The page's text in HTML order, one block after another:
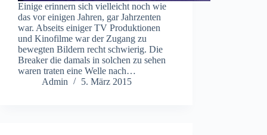
Einige erinnern sich vielleicht noch wie
das vor einigen Jahren, gar Jahrzenten
war. Abseits einiger TV Produktionen
und Kinofilme war der Zugang zu
bewegten Bildern recht schwierig. Die
Breaker die damals in solchen zu sehen
waren traten eine Welle nach…
Admin
5. März 2015